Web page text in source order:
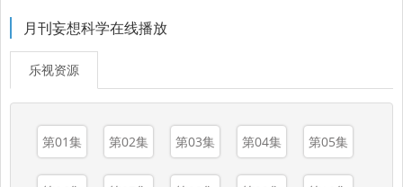
月刊妄想科学在线播放
乐视资源
第01集 第02集 第03集 第04集 第05集